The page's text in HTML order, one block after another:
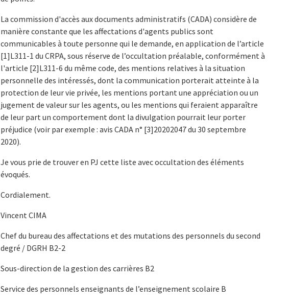
La commission d'accès aux documents administratifs (CADA) considère de
manière constante que les affectations d'agents publics sont
communicables à toute personne qui le demande, en application de l’article
[1]L311-1 du CRPA, sous réserve de l’occultation préalable, conformément à
l'article [2]L311-6 du même code, des mentions relatives à la situation
personnelle des intéressés, dont la communication porterait atteinte à la
protection de leur vie privée, les mentions portant une appréciation ou un
jugement de valeur sur les agents, ou les mentions qui feraient apparaître
de leur part un comportement dont la divulgation pourrait leur porter
préjudice (voir par exemple : avis CADA n° [3]20202047 du 30 septembre
2020).
Je vous prie de trouver en PJ cette liste avec occultation des éléments
évoqués.
Cordialement.
Vincent CIMA
Chef du bureau des affectations et des mutations des personnels du second
degré / DGRH B2-2
Sous-direction de la gestion des carrières B2
Service des personnels enseignants de l’enseignement scolaire B